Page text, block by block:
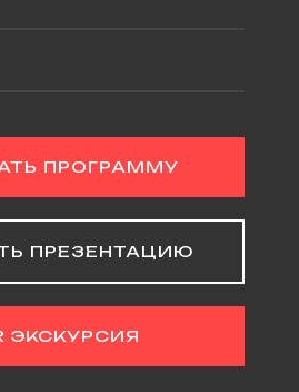
ПРОГРАММУ
ПРЕЗЕНТАЦИЮ
ЭКСКУРСИЯ